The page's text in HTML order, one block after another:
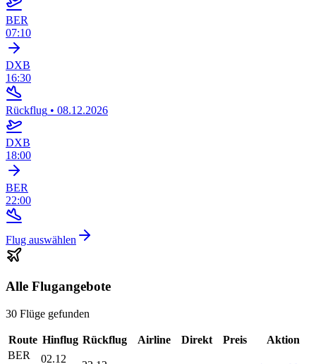
BER
07:10
DXB
16:30
Rückflug • 08.12.2026
DXB
18:00
BER
22:00
Flug auswählen
Alle Flugangebote
30 Flüge gefunden
Route Hinflug Rückflug Airline Direkt Preis
Aktion
BER
02.12